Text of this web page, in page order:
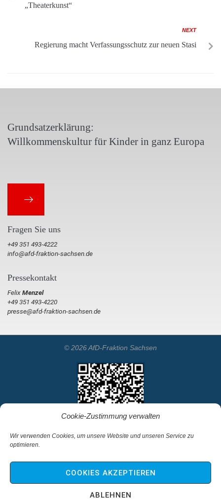
Cookie-Zustimmung verwalten
Wir verwenden Cookies, um unsere Website und unseren Service zu
optimieren.
COOKIES AKZEPTIEREN
ABLEHNEN
„Theaterkunst“
NEXT
Regierung macht Verfassungsschutz zur neuen Stasi
Grundsatzerklärung:
Willkommenskultur für Kinder in ganz Europa
Fragen Sie uns
+49 351 493-4222
info@afd-fraktion-sachsen.de
Pressekontakt
FelixMenzel
+49 351 493-4220
presse@afd-fraktion-sachsen.de
© 2026 AfD-Fraktion Sachsen
Startseite
Kontakt
Impressum & Haftungsausschluss
Datenschutz